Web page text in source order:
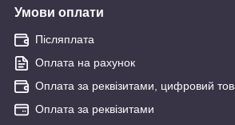
Умови оплати
Післяплата
Оплата на рахунок
Оплата за реквізитами, цифровий
Оплата за реквізитами